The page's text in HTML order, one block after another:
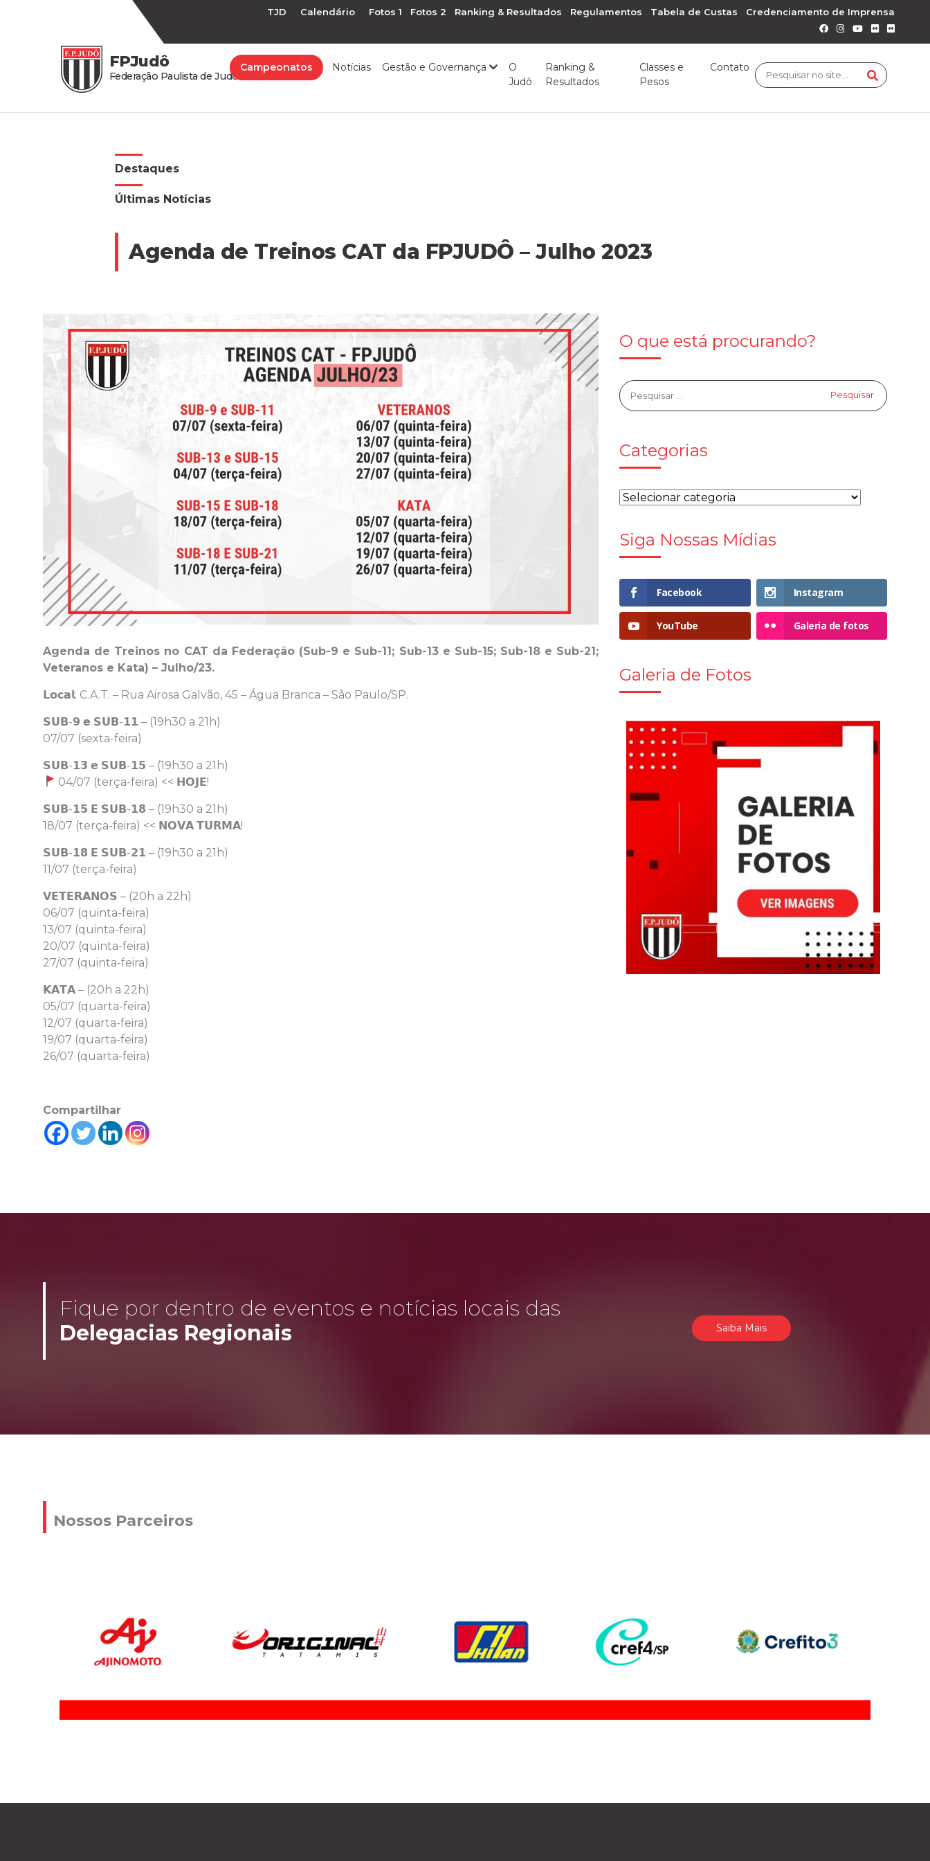
TJD Calendário Fotos 1 Fotos 2 Ranking & Resultados Regulamentos Tabela de Custas Credenciamento de Imprensa
FPJudô
Federação Paulista de Judô
Campeonatos Notícias Gestão e Governança
O
Judô
Ranking &
Resultados
Classes e
Pesos
Contato
Destaques
Últimas Notícias
Agenda de Treinos CAT da FPJUDÔ – Julho 2023
Agenda de Treinos no CAT da Federação (Sub-9 e Sub-11; Sub-13 e Sub-15; Sub-18 e Sub-21;
Veteranos e Kata) – Julho/23.
𝗟𝗼𝗰𝗮𝗹: C.A.T. – Rua Airosa Galvão, 45 – Água Branca – São Paulo/SP.
𝗦𝗨𝗕-𝟵 𝗲 𝗦𝗨𝗕-𝟭𝟭 – (19h30 a 21h)
07/07 (sexta-feira)
𝗦𝗨𝗕-𝟭𝟯 𝗲 𝗦𝗨𝗕-𝟭𝟱 – (19h30 a 21h)
04/07 (terça-feira) << 𝗛𝗢𝗝𝗘!
𝗦𝗨𝗕-𝟭𝟱 𝗘 𝗦𝗨𝗕-𝟭𝟴 – (19h30 a 21h)
18/07 (terça-feira) << 𝗡𝗢𝗩𝗔 𝗧𝗨𝗥𝗠𝗔!
𝗦𝗨𝗕-𝟭𝟴 𝗘 𝗦𝗨𝗕-𝟮𝟭 – (19h30 a 21h)
11/07 (terça-feira)
𝗩𝗘𝗧𝗘𝗥𝗔𝗡𝗢𝗦 – (20h a 22h)
06/07 (quinta-feira)
13/07 (quinta-feira)
20/07 (quinta-feira)
27/07 (quinta-feira)
𝗞𝗔𝗧𝗔 – (20h a 22h)
05/07 (quarta-feira)
12/07 (quarta-feira)
19/07 (quarta-feira)
26/07 (quarta-feira)
Compartilhar
O que está procurando?
Categorias
Siga Nossas Mídias
Facebook Instagram
YouTube Galeria de fotos
Galeria de Fotos
Fique por dentro de eventos e notícias locais das
Delegacias Regionais
Saiba Mais
Nossos Parceiros